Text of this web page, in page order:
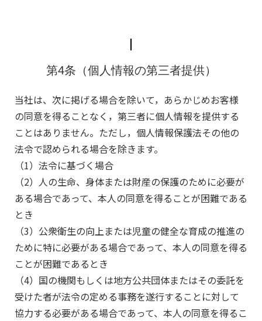
第4条（個人情報の第三者提供）
当社は、次に掲げる場合を除いて，あらかじめお客様
の同意を得ることなく，第三者に個人情報を提供する
ことはありません。ただし，個人情報保護法その他の
法令で認められる場合を除きます。
（1）法令に基づく場合
（2）人の生命、身体または財産の保護のために必要が
ある場合であって、本人の同意を得ることが困難である
とき
（3）公衆衛生の向上または児童の健全な育成の推進の
ために特に必要がある場合であって、本人の同意を得る
ことが困難であるとき
（4）国の機関もしくは地方公共団体またはその委託を
受けた者が法令の定める事務を遂行することに対して
協力する必要がある場合であって、本人の同意を得るこ